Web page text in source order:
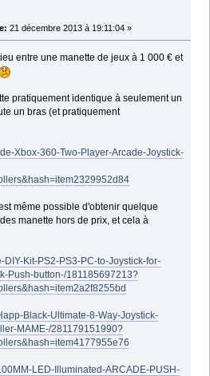
21 décembre 2013 à 19:11:04 »
entre une manette de jeux à 1 000 € et
pratiquement identique à seulement un
un bras (et pratiquement
Xbox-360-Two-Player-Arcade-Joystick-
même possible d'obtenir quelque
manette hors de prix, et cela à
DIY-Kit-PS2-PS3-PC-to-Joystick-for-
Push-button-/181185697213?
Black-Ultimate-8-Way-Joystick-
MAME-/281179151990?
LED-Illuminated-ARCADE-PUSH-